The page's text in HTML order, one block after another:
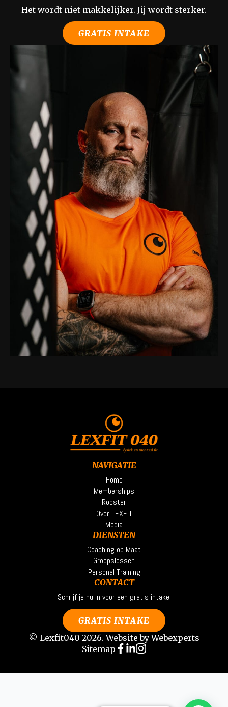
Het wordt niet makkelijker. Jij wordt sterker.
GRATIS INTAKE
NAVIGATIE
Home
Memberships
Rooster
Over LEXFIT
Media
DIENSTEN
Coaching op Maat
Groepslessen
Personal Training
CONTACT
Schrijf je nu in voor een gratis intake!
GRATIS INTAKE
© Lexfit040 2026. Website byWebexperts
Sitemap